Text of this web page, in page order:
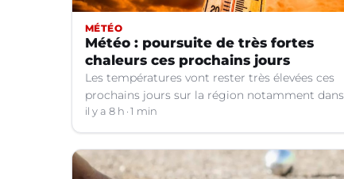
MÉTÉO
Météo : poursuite de très fortes
chaleurs ces prochains jours
Les températures vont rester très élevées ces
prochains jours sur la région notamment dans
le Languedoc.
il y a 8 h 1 min